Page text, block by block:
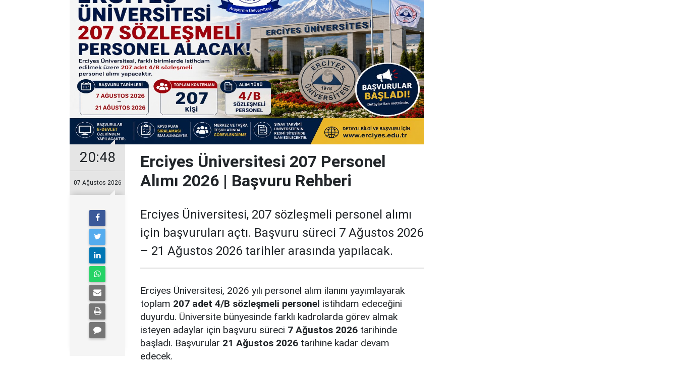
20:48
07 Ağustos 2026
Erciyes Üniversitesi 207 Personel
Alımı 2026 | Başvuru Rehberi
Erciyes Üniversitesi, 207 sözleşmeli personel alımı
için başvuruları açtı. Başvuru süreci 7 Ağustos 2026
– 21 Ağustos 2026 tarihler arasında yapılacak.
Erciyes Üniversitesi, 2026 yılı personel alım ilanını yayımlayarak
toplam 207 adet 4/B sözleşmeli personel istihdam edeceğini
duyurdu. Üniversite bünyesinde farklı kadrolarda görev almak
isteyen adaylar için başvuru süreci 7 Ağustos 2026 tarihinde
başladı. Başvurular 21 Ağustos 2026 tarihine kadar devam
edecek.